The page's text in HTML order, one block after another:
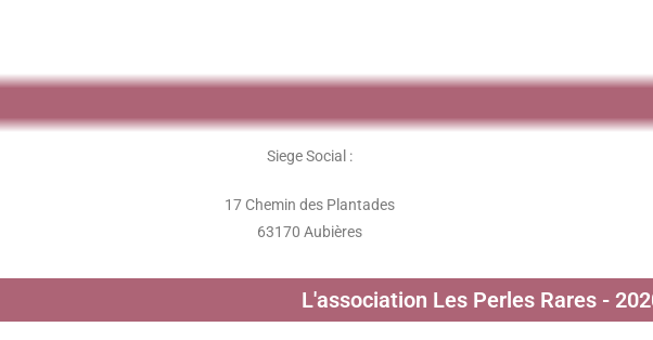
Siege Social :
17 Chemin des Plantades
63170 Aubières
L'association Les Perles Rares -